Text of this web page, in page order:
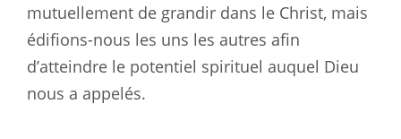
mutuellement de grandir dans le Christ, mais
édifions-nous les uns les autres afin
d’atteindre le potentiel spirituel auquel Dieu
nous a appelés.